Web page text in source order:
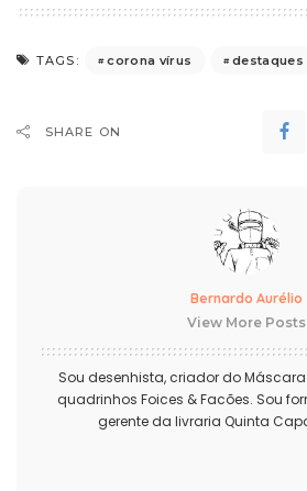
TAGS: corona vírus destaques
SHARE ON
Bernardo Aurélio
View More Posts
Sou desenhista, criador do
quadrinhos Foices & Facões. Sou
gerente da livraria Quinta